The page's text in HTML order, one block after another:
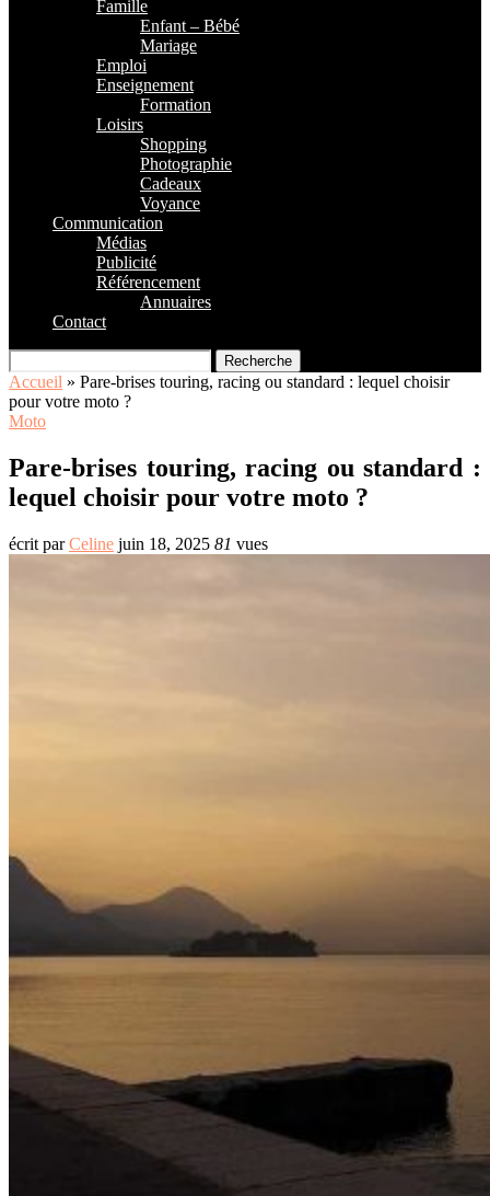
Famille
Enfant – Bébé
Mariage
Emploi
Enseignement
Formation
Loisirs
Shopping
Photographie
Cadeaux
Voyance
Communication
Médias
Publicité
Référencement
Annuaires
Contact
Recherche
Accueil » Pare-brises touring, racing ou standard : lequel choisir
pour votre moto ?
Moto
Pare-brises touring, racing ou standard :
lequel choisir pour votre moto ?
écrit parCeline juin 18, 2025 81 vues